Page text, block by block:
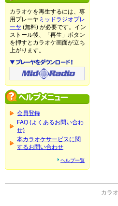
カラオケを再生するには、専
用プレーヤ ミッドラジオプレ
ーヤ (無料) が必要です。イン
ストール後、「再生」ボタン
を押すとカラオケ画面が立ち
上がります。
会員登録
FAQ (よくあるお問い合わ
せ)
本カラオケサービスに関
するお問い合わせ
ヘルプ一覧
カラ